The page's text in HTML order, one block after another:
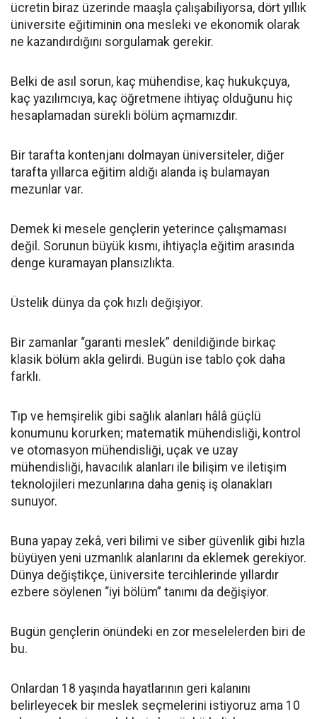
ücretin biraz üzerinde maaşla çalışabiliyorsa, dört yıllık
üniversite eğitiminin ona mesleki ve ekonomik olarak
ne kazandırdığını sorgulamak gerekir.
Belki de asıl sorun, kaç mühendise, kaç hukukçuya,
kaç yazılımcıya, kaç öğretmene ihtiyaç olduğunu hiç
hesaplamadan sürekli bölüm açmamızdır.
Bir tarafta kontenjanı dolmayan üniversiteler, diğer
tarafta yıllarca eğitim aldığı alanda iş bulamayan
mezunlar var.
Demek ki mesele gençlerin yeterince çalışmaması
değil. Sorunun büyük kısmı, ihtiyaçla eğitim arasında
denge kuramayan plansızlıkta.
Üstelik dünya da çok hızlı değişiyor.
Bir zamanlar “garanti meslek” denildiğinde birkaç
klasik bölüm akla gelirdi. Bugün ise tablo çok daha
farklı.
Tıp ve hemşirelik gibi sağlık alanları hâlâ güçlü
konumunu korurken; matematik mühendisliği, kontrol
ve otomasyon mühendisliği, uçak ve uzay
mühendisliği, havacılık alanları ile bilişim ve iletişim
teknolojileri mezunlarına daha geniş iş olanakları
sunuyor.
Buna yapay zekâ, veri bilimi ve siber güvenlik gibi hızla
büyüyen yeni uzmanlık alanlarını da eklemek gerekiyor.
Dünya değiştikçe, üniversite tercihlerinde yıllardır
ezbere söylenen “iyi bölüm” tanımı da değişiyor.
Bugün gençlerin önündeki en zor meselelerden biri de
bu.
Onlardan 18 yaşında hayatlarının geri kalanını
belirleyecek bir meslek seçmelerini istiyoruz ama 10